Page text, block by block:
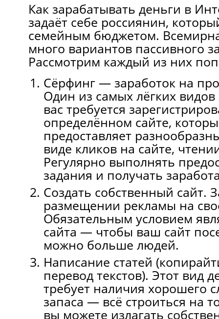
Как зарабатывать деньги в
задаёт себе россиянин,
семейным бюджетом.
много вариантов пассивного
Рассмотрим каждый из них
Сёрфинг — заработок на
Один из самых лёгких видов
вас требуется
определённом сайте,
предоставляет
виде кликов на сайте,
Регулярно выполнять
задания и получать
Создать собственный сайт.
размещении рекламы нa
Обязательным условием
сайта — чтoбы вaш сайт
можно больше людей.
Написание статей
перевод текстов). Этот вид
требует наличия хорошего
запаса — всё строиться на
вы можете излагать